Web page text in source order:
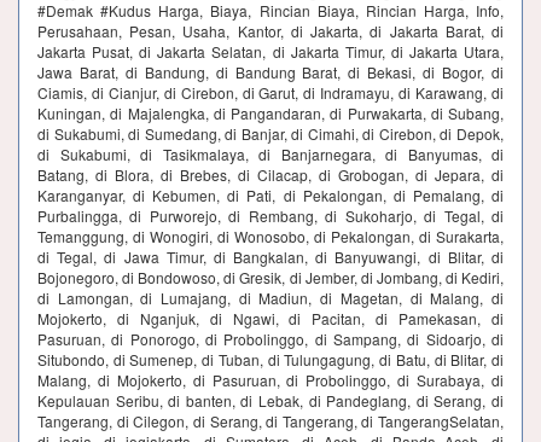
#Demak #Kudus Harga, Biaya, Rincian Biaya, Rincian Harga, Info,
Perusahaan, Pesan, Usaha, Kantor, di Jakarta, di Jakarta Barat, di
Jakarta Pusat, di Jakarta Selatan, di Jakarta Timur, di Jakarta Utara,
Jawa Barat, di Bandung, di Bandung Barat, di Bekasi, di Bogor, di
Ciamis, di Cianjur, di Cirebon, di Garut, di Indramayu, di Karawang, di
Kuningan, di Majalengka, di Pangandaran, di Purwakarta, di Subang,
di Sukabumi, di Sumedang, di Banjar, di Cimahi, di Cirebon, di Depok,
di Sukabumi, di Tasikmalaya, di Banjarnegara, di Banyumas, di
Batang, di Blora, di Brebes, di Cilacap, di Grobogan, di Jepara, di
Karanganyar, di Kebumen, di Pati, di Pekalongan, di Pemalang, di
Purbalingga, di Purworejo, di Rembang, di Sukoharjo, di Tegal, di
Temanggung, di Wonogiri, di Wonosobo, di Pekalongan, di Surakarta,
di Tegal, di Jawa Timur, di Bangkalan, di Banyuwangi, di Blitar, di
Bojonegoro, di Bondowoso, di Gresik, di Jember, di Jombang, di Kediri,
di Lamongan, di Lumajang, di Madiun, di Magetan, di Malang, di
Mojokerto, di Nganjuk, di Ngawi, di Pacitan, di Pamekasan, di
Pasuruan, di Ponorogo, di Probolinggo, di Sampang, di Sidoarjo, di
Situbondo, di Sumenep, di Tuban, di Tulungagung, di Batu, di Blitar, di
Malang, di Mojokerto, di Pasuruan, di Probolinggo, di Surabaya, di
Kepulauan Seribu, di banten, di Lebak, di Pandeglang, di Serang, di
Tangerang, di Cilegon, di Serang, di Tangerang, di TangerangSelatan,